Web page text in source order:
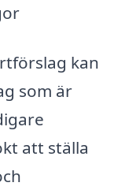
kan
som är
att ställa